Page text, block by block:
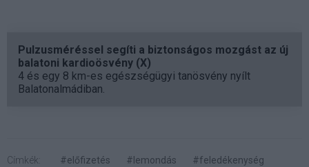
Pulzusméréssel segíti a biztonságos mozgást az új
balatoni kardioösvény (X)
4 és egy 8 km-es egészségügyi tanösvény nyílt
Balatonalmádiban.
Címkék: #előfizetés #lemondás
#feledékenység